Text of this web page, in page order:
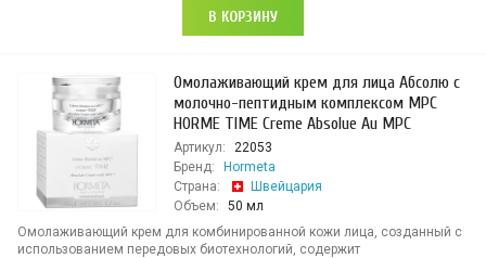
В КОРЗИНУ
Омолаживающий крем для лица Абсолю с
молочно-пептидным комплексом MPC
HORME TIME Creme Absolue Au MPC
Артикул:
22053
Бренд:
Hormeta
Страна:
Швейцария
Объем:
50 мл
Омолаживающий крем для комбинированной кожи лица, созданный с
использованием передовых биотехнологий, содержит